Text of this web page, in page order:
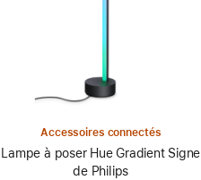
Accessoires connectés
Lampe à poser Hue Gradient Signe
de Philips